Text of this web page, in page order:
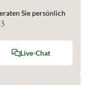
Sie persönlich
Live-Chat